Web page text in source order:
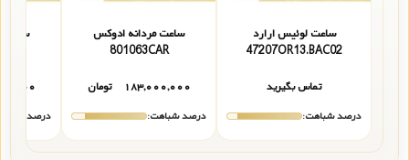
ساعت لوئیس ارارد
47207OR13.BAC02
تماس بگیرید
درصد شباهت:
ساعت مردانه ادوکس
801063CAR
۱۸۳,۰۰۰,۰۰۰
تومان
درصد شباهت:
ساعت
درصد